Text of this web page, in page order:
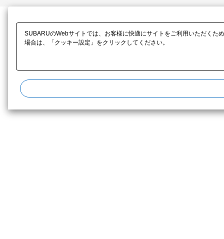
SUBARUのWebサイトでは、お客様に快適にサイトをご利用いただく
場合は、「クッキー設定」をクリックしてください。​